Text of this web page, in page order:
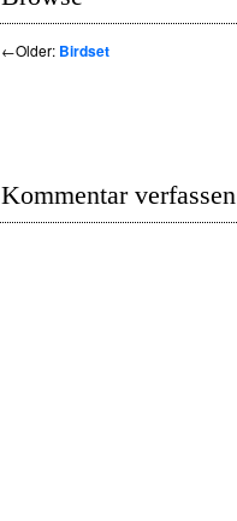
←Older: Birdset
Kommentar verfassen